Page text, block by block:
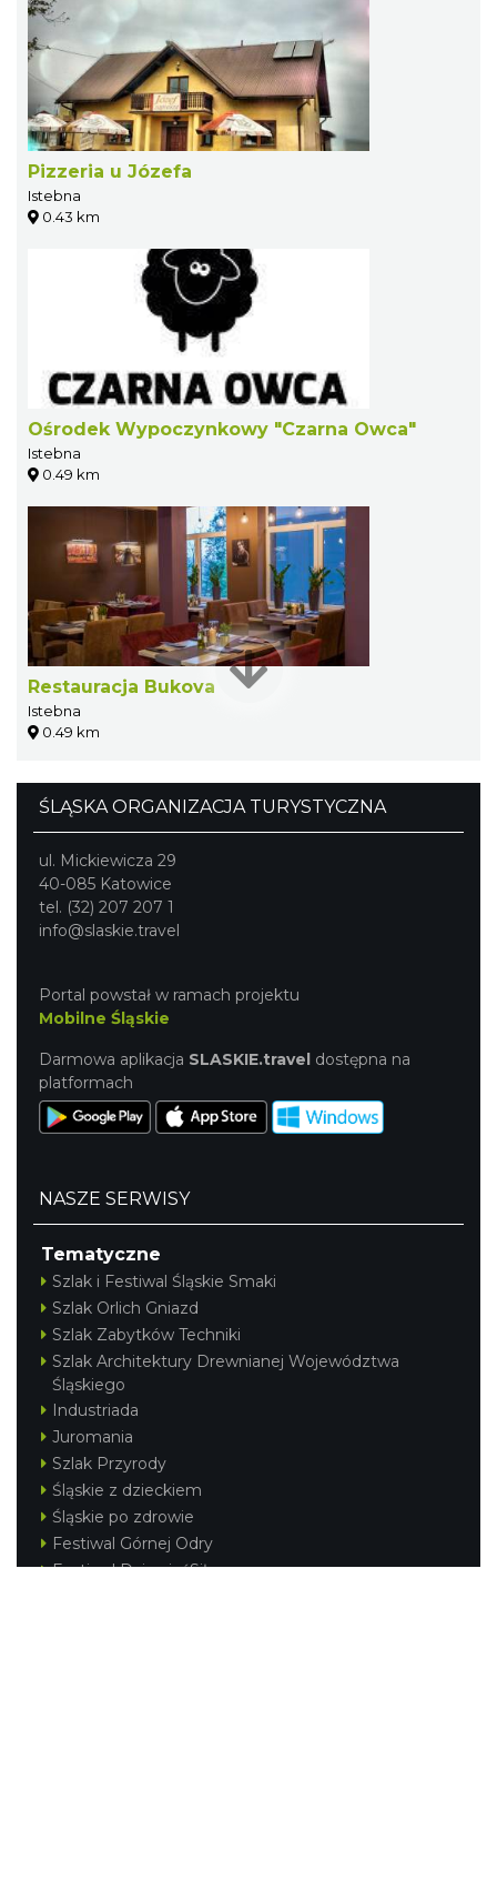
Pizzeria u Józefa
Istebna
0.43 km
Ośrodek Wypoczynkowy "Czarna Owca"
Istebna
0.49 km
Restauracja Bukova
Istebna
0.49 km
ŚLĄSKA ORGANIZACJA TURYSTYCZNA
ul. Mickiewicza 29
40-085 Katowice
tel. (32) 207 207 1
info@slaskie.travel
Portal powstał w ramach projektu
Mobilne Śląskie
Darmowa aplikacja SLASKIE.travel dostępna na
platformach
NASZE SERWISY
Tematyczne
Szlak i Festiwal Śląskie Smaki
Szlak Orlich Gniazd
Szlak Zabytków Techniki
Szlak Architektury Drewnianej Województwa
Śląskiego
Industriada
Juromania
Szlak Przyrody
Śląskie z dzieckiem
Śląskie po zdrowie
Festiwal Górnej Odry
Festiwal DziewięćSił